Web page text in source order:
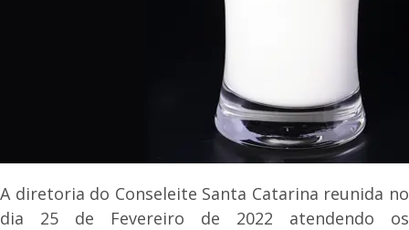
A diretoria do Conseleite Santa Catarina reunida no
dia 25 de Fevereiro de 2022 atendendo os